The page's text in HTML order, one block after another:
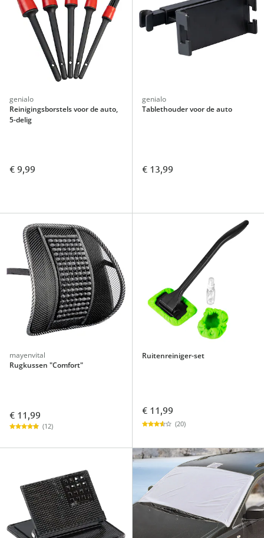
genialo
Reinigingsborstels voor de auto,
5-delig
€ 9,99
genialo
Tablethouder voor de auto
€ 13,99
mayenvital
Rugkussen "Comfort"
€ 11,99
(12)
Ruitenreiniger-set
€ 11,99
(20)